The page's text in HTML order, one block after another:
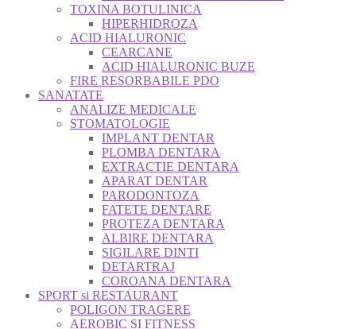
TOXINA BOTULINICA
HIPERHIDROZA
ACID HIALURONIC
CEARCANE
ACID HIALURONIC BUZE
FIRE RESORBABILE PDO
SANATATE
ANALIZE MEDICALE
STOMATOLOGIE
IMPLANT DENTAR
PLOMBA DENTARA
EXTRACTIE DENTARA
APARAT DENTAR
PARODONTOZA
FATETE DENTARE
PROTEZA DENTARA
ALBIRE DENTARA
SIGILARE DINTI
DETARTRAJ
COROANA DENTARA
SPORT si RESTAURANT
POLIGON TRAGERE
AEROBIC SI FITNESS